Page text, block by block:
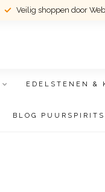
Veilig shoppen door
EDELSTENEN &
BLOG